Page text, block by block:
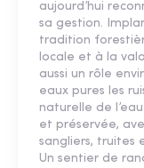
aujourd’hui
sa gestion.
tradition
locale et à la
aussi un rôle
eaux pures les
naturelle de
et préservée,
sangliers, truites
Un sentier de